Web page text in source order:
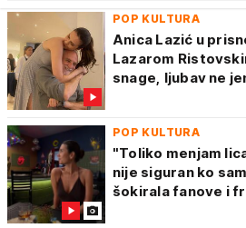
POP KULTURA
Anica Lazić u
Lazarom
snage, ljubav ne
POP KULTURA
"Toliko menjam
nije siguran ko
šokirala fanove i